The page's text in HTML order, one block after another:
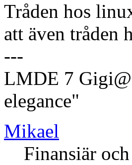
Tråden hos
att även tråden
---
LMDE 7
elegance"
Mikael
Finansiär